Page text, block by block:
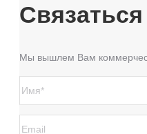
Связаться
Мы вышлем Вам